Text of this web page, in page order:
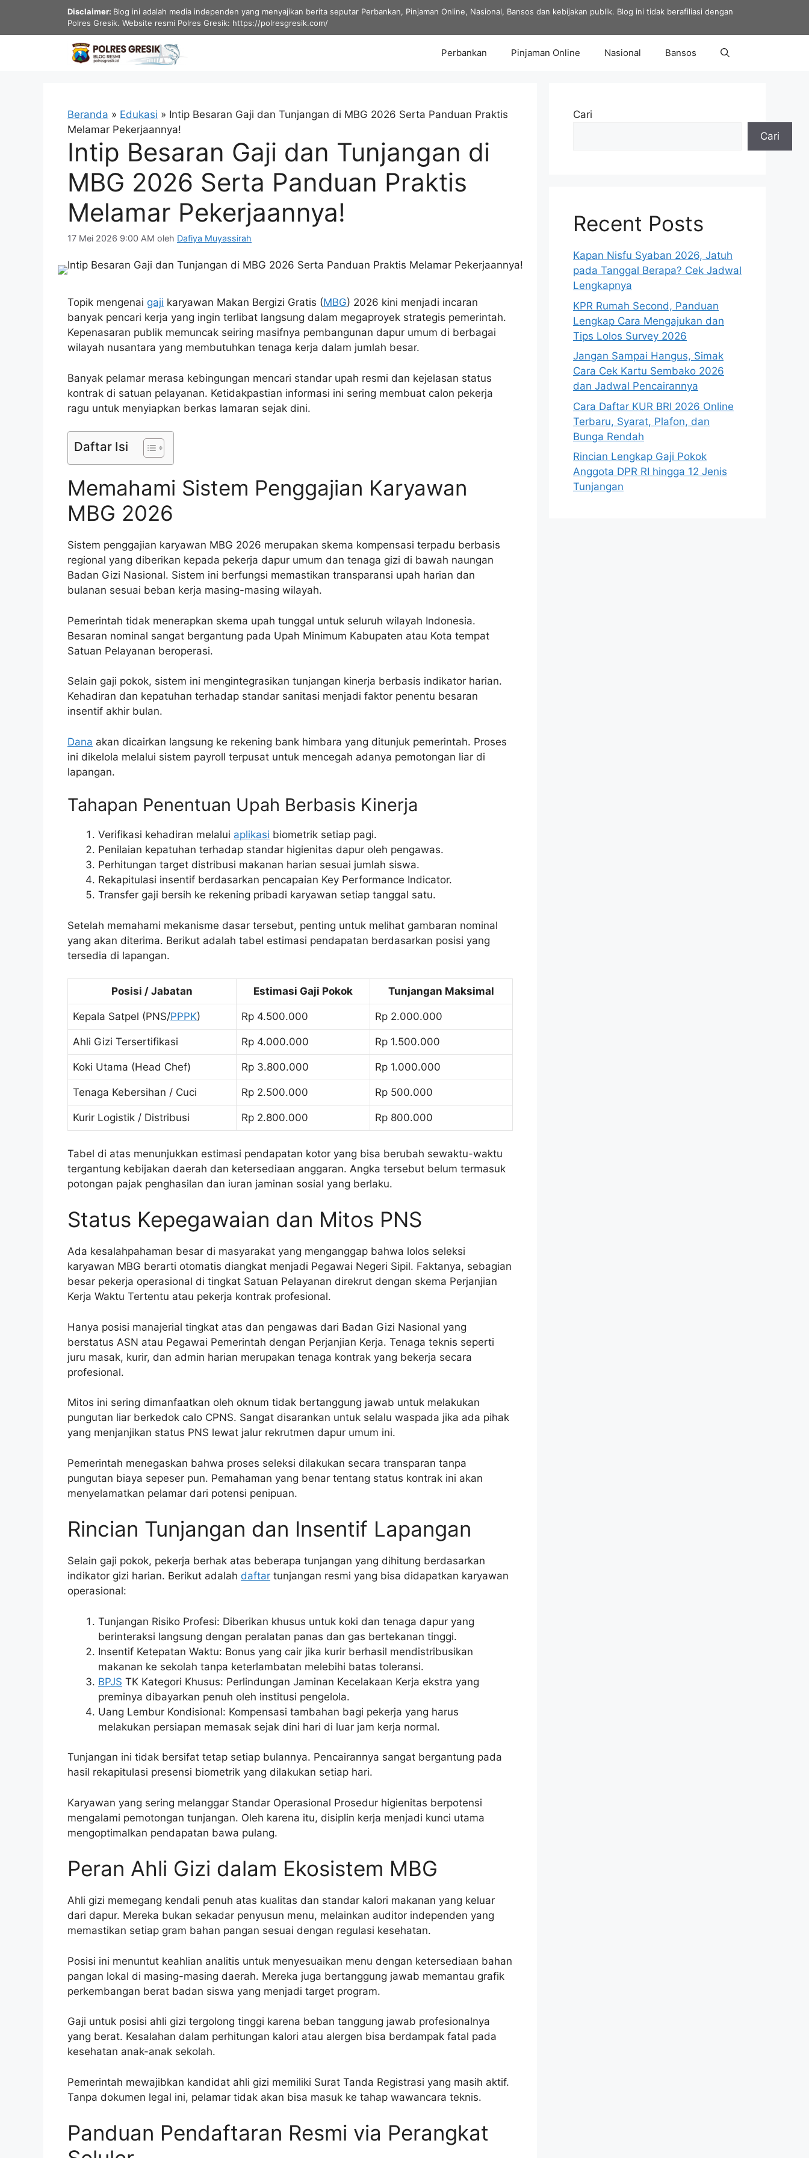
isi
Disclaimer: Blog ini adalah media independen yang menyajikan berita seputar Perbankan, Pinjaman Online, Nasional, Bansos dan kebijakan publik. Blog ini tidak berafiliasi dengan
Polres Gresik. Website resmi Polres Gresik: https://polresgresik.com/
Perbankan Pinjaman Online Nasional Bansos
Beranda » Edukasi » Intip Besaran Gaji dan Tunjangan di MBG 2026 Serta Panduan Praktis
Melamar Pekerjaannya!
Intip Besaran Gaji dan Tunjangan di
MBG 2026 Serta Panduan Praktis
Melamar Pekerjaannya!
17 Mei 2026 9:00 AM oleh Dafiya Muyassirah
Topik mengenai gaji karyawan Makan Bergizi Gratis (MBG) 2026 kini menjadi incaran
banyak pencari kerja yang ingin terlibat langsung dalam megaproyek strategis pemerintah.
Kepenasaran publik memuncak seiring masifnya pembangunan dapur umum di berbagai
wilayah nusantara yang membutuhkan tenaga kerja dalam jumlah besar.
Banyak pelamar merasa kebingungan mencari standar upah resmi dan kejelasan status
kontrak di satuan pelayanan. Ketidakpastian informasi ini sering membuat calon pekerja
ragu untuk menyiapkan berkas lamaran sejak dini.
Daftar Isi
Memahami Sistem Penggajian Karyawan
MBG 2026
Sistem penggajian karyawan MBG 2026 merupakan skema kompensasi terpadu berbasis
regional yang diberikan kepada pekerja dapur umum dan tenaga gizi di bawah naungan
Badan Gizi Nasional. Sistem ini berfungsi memastikan transparansi upah harian dan
bulanan sesuai beban kerja masing-masing wilayah.
Pemerintah tidak menerapkan skema upah tunggal untuk seluruh wilayah Indonesia.
Besaran nominal sangat bergantung pada Upah Minimum Kabupaten atau Kota tempat
Satuan Pelayanan beroperasi.
Selain gaji pokok, sistem ini mengintegrasikan tunjangan kinerja berbasis indikator harian.
Kehadiran dan kepatuhan terhadap standar sanitasi menjadi faktor penentu besaran
insentif akhir bulan.
Dana akan dicairkan langsung ke rekening bank himbara yang ditunjuk pemerintah. Proses
ini dikelola melalui sistem payroll terpusat untuk mencegah adanya pemotongan liar di
lapangan.
Tahapan Penentuan Upah Berbasis Kinerja
Verifikasi kehadiran melalui aplikasi biometrik setiap pagi.
Penilaian kepatuhan terhadap standar higienitas dapur oleh pengawas.
Perhitungan target distribusi makanan harian sesuai jumlah siswa.
Rekapitulasi insentif berdasarkan pencapaian Key Performance Indicator.
Transfer gaji bersih ke rekening pribadi karyawan setiap tanggal satu.
Setelah memahami mekanisme dasar tersebut, penting untuk melihat gambaran nominal
yang akan diterima. Berikut adalah tabel estimasi pendapatan berdasarkan posisi yang
tersedia di lapangan.
Posisi / Jabatan Estimasi Gaji Pokok Tunjangan Maksimal
Kepala Satpel (PNS/PPPK) Rp 4.500.000 Rp 2.000.000
Ahli Gizi Tersertifikasi Rp 4.000.000 Rp 1.500.000
Koki Utama (Head Chef) Rp 3.800.000 Rp 1.000.000
Tenaga Kebersihan / Cuci Rp 2.500.000 Rp 500.000
Kurir Logistik / Distribusi Rp 2.800.000 Rp 800.000
Tabel di atas menunjukkan estimasi pendapatan kotor yang bisa berubah sewaktu-waktu
tergantung kebijakan daerah dan ketersediaan anggaran. Angka tersebut belum termasuk
potongan pajak penghasilan dan iuran jaminan sosial yang berlaku.
Status Kepegawaian dan Mitos PNS
Ada kesalahpahaman besar di masyarakat yang menganggap bahwa lolos seleksi
karyawan MBG berarti otomatis diangkat menjadi Pegawai Negeri Sipil. Faktanya, sebagian
besar pekerja operasional di tingkat Satuan Pelayanan direkrut dengan skema Perjanjian
Kerja Waktu Tertentu atau pekerja kontrak profesional.
Hanya posisi manajerial tingkat atas dan pengawas dari Badan Gizi Nasional yang
berstatus ASN atau Pegawai Pemerintah dengan Perjanjian Kerja. Tenaga teknis seperti
juru masak, kurir, dan admin harian merupakan tenaga kontrak yang bekerja secara
profesional.
Mitos ini sering dimanfaatkan oleh oknum tidak bertanggung jawab untuk melakukan
pungutan liar berkedok calo CPNS. Sangat disarankan untuk selalu waspada jika ada pihak
yang menjanjikan status PNS lewat jalur rekrutmen dapur umum ini.
Pemerintah menegaskan bahwa proses seleksi dilakukan secara transparan tanpa
pungutan biaya sepeser pun. Pemahaman yang benar tentang status kontrak ini akan
menyelamatkan pelamar dari potensi penipuan.
Rincian Tunjangan dan Insentif Lapangan
Selain gaji pokok, pekerja berhak atas beberapa tunjangan yang dihitung berdasarkan
indikator gizi harian. Berikut adalah daftar tunjangan resmi yang bisa didapatkan karyawan
operasional:
Tunjangan Risiko Profesi: Diberikan khusus untuk koki dan tenaga dapur yang
berinteraksi langsung dengan peralatan panas dan gas bertekanan tinggi.
Insentif Ketepatan Waktu: Bonus yang cair jika kurir berhasil mendistribusikan
makanan ke sekolah tanpa keterlambatan melebihi batas toleransi.
BPJS TK Kategori Khusus: Perlindungan Jaminan Kecelakaan Kerja ekstra yang
preminya dibayarkan penuh oleh institusi pengelola.
Uang Lembur Kondisional: Kompensasi tambahan bagi pekerja yang harus
melakukan persiapan memasak sejak dini hari di luar jam kerja normal.
Tunjangan ini tidak bersifat tetap setiap bulannya. Pencairannya sangat bergantung pada
hasil rekapitulasi presensi biometrik yang dilakukan setiap hari.
Karyawan yang sering melanggar Standar Operasional Prosedur higienitas berpotensi
mengalami pemotongan tunjangan. Oleh karena itu, disiplin kerja menjadi kunci utama
mengoptimalkan pendapatan bawa pulang.
Peran Ahli Gizi dalam Ekosistem MBG
Ahli gizi memegang kendali penuh atas kualitas dan standar kalori makanan yang keluar
dari dapur. Mereka bukan sekadar penyusun menu, melainkan auditor independen yang
memastikan setiap gram bahan pangan sesuai dengan regulasi kesehatan.
Posisi ini menuntut keahlian analitis untuk menyesuaikan menu dengan ketersediaan bahan
pangan lokal di masing-masing daerah. Mereka juga bertanggung jawab memantau grafik
perkembangan berat badan siswa yang menjadi target program.
Gaji untuk posisi ahli gizi tergolong tinggi karena beban tanggung jawab profesionalnya
yang berat. Kesalahan dalam perhitungan kalori atau alergen bisa berdampak fatal pada
kesehatan anak-anak sekolah.
Pemerintah mewajibkan kandidat ahli gizi memiliki Surat Tanda Registrasi yang masih aktif.
Tanpa dokumen legal ini, pelamar tidak akan bisa masuk ke tahap wawancara teknis.
Panduan Pendaftaran Resmi via Perangkat
Cari
Cari
Recent Posts
Kapan Nisfu Syaban 2026, Jatuh
pada Tanggal Berapa? Cek Jadwal
Lengkapnya
KPR Rumah Second, Panduan
Lengkap Cara Mengajukan dan
Tips Lolos Survey 2026
Jangan Sampai Hangus, Simak
Cara Cek Kartu Sembako 2026
dan Jadwal Pencairannya
Cara Daftar KUR BRI 2026 Online
Terbaru, Syarat, Plafon, dan
Bunga Rendah
Rincian Lengkap Gaji Pokok
Anggota DPR RI hingga 12 Jenis
Tunjangan